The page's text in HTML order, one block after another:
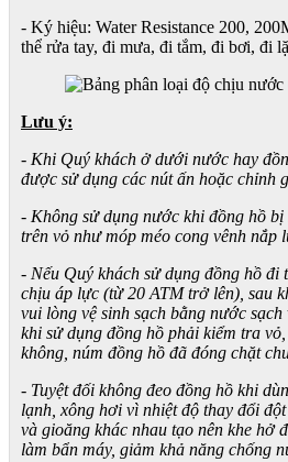
- Ký hiệu: Water Resistance 200,
thể rửa tay, đi mưa, đi tắm, đi bơi, đi
Lưu ý:
- Khi Quý khách ở dưới nước hay
được sử dụng các nút ấn hoặc chỉnh
- Không sử dụng nước khi đồng hồ bị
trên vỏ như móp méo cong vênh nắp
- Nếu Quý khách sử dụng đồng hồ đi
chịu áp lực (từ 20 ATM trở lên), sau
vui lòng vệ sinh sạch bằng nước
khi sử dụng đồng hồ phải kiểm tra
không, núm đồng hồ đã đóng chặt
- Tuyệt đối không đeo đồng hồ khi
lạnh, xông hơi vì nhiệt độ thay đổi
và gioăng khác nhau tạo nên khe hở
làm bẩn máy, giảm khả năng chống